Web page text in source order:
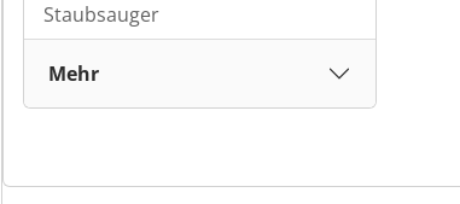
Staubsauger
Mehr